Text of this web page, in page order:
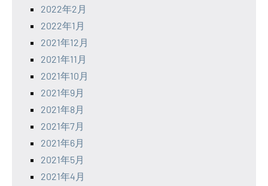
2022年2月
2022年1月
2021年12月
2021年11月
2021年10月
2021年9月
2021年8月
2021年7月
2021年6月
2021年5月
2021年4月